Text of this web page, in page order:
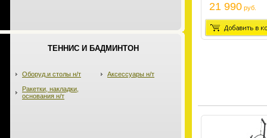
ТЕННИС И БАДМИНТОН
Оборуд.и столы н/т
Ракетки, накладки,
основания н/т
Аксессуары н/т
21 990 руб.